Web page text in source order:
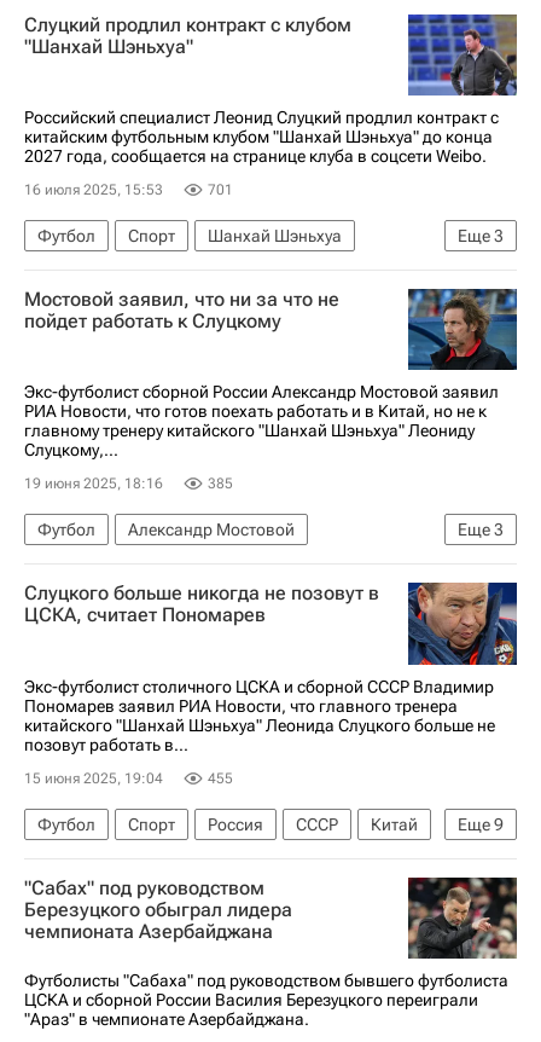
Слуцкий продлил контракт с клубом
"Шанхай Шэньхуа"
Российский специалист Леонид Слуцкий продлил контракт с
китайским футбольным клубом "Шанхай Шэньхуа" до конца
2027 года, сообщается на странице клуба в соцсети Weibo.
16 июля 2025, 15:53 701
Еще3
Футбол Спорт
Шанхай Шэньхуа
Крылья Советов
ПФК ЦСКА
РПЛ 2026-2027 (Чемпионат России по футболу)
Мостовой заявил, что ни за что не
пойдет работать к Слуцкому
Экс-футболист сборной России Александр Мостовой заявил
РИА Новости, что готов поехать работать и в Китай, но не к
главному тренеру китайского "Шанхай Шэньхуа" Леониду
Слуцкому,...
19 июня 2025, 18:16 385
Еще3
Футбол
Александр Мостовой
Шанхай Шэньхуа
Спорт
Леонид Слуцкий (Тренер)
Слуцкого больше никогда не позовут в
ЦСКА, считает Пономарев
Экс-футболист столичного ЦСКА и сборной СССР Владимир
Пономарев заявил РИА Новости, что главного тренера
китайского "Шанхай Шэньхуа" Леонида Слуцкого больше не
позовут работать в...
15 июня 2025, 19:04 455
Еще9
Футбол Спорт Россия СССР
Китай
Леонид Слуцкий (политик)
Марко Николич
Станислав Черчесов
Владимир Пономарев
ПФК ЦСКА
Шанхай Шэньхуа
АЕК (Афины)
Сергей Игнашевич
РПЛ 2026-2027 (Чемпионат России по футболу)
"Сабах" под руководством
Березуцкого обыграл лидера
чемпионата Азербайджана
Футболисты "Сабаха" под руководством бывшего футболиста
ЦСКА и сборной России Василия Березуцкого переиграли
"Араз" в чемпионате Азербайджана.